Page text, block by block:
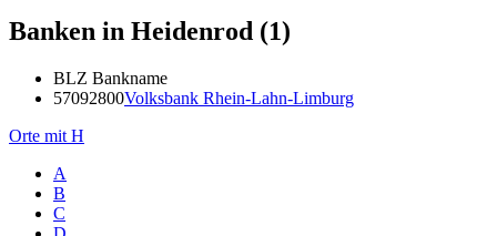
Banken in Heidenrod (1)
BLZ Bankname
57092800Volksbank Rhein-Lahn-Limburg
Orte mit H
A
B
C